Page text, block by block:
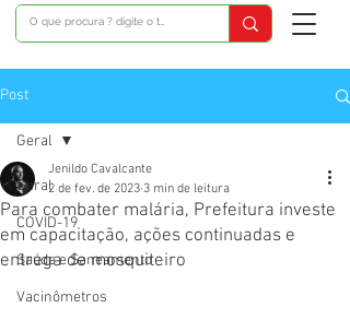
Post
Geral
COVID-19
Saúde e Saneamento
Vacinômetros
Geral
Para combater malária, Prefeitura investe
em capacitação, ações continuadas e
entrega de mosquiteiro
Jenildo Cavalcante
2 de fev. de 2023 3 min de leitura